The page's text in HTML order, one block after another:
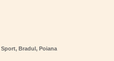
Bradul, Poiana